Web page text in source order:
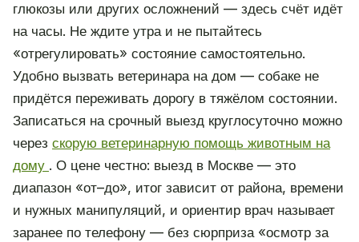
глюкозы или других осложнений — здесь счёт идёт
на часы. Не ждите утра и не пытайтесь
«отрегулировать» состояние самостоятельно.
Удобно вызвать ветеринара на дом — собаке не
придётся переживать дорогу в тяжёлом состоянии.
Записаться на срочный выезд круглосуточно можно
через скорую ветеринарную помощь животным на
дому . О цене честно: выезд в Москве — это
диапазон «от–до», итог зависит от района, времени
и нужных манипуляций, и ориентир врач называет
заранее по телефону — без сюрприза «осмотр за